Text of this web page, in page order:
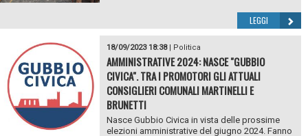
LEGGI
18/09/2023 18:38| Politica
AMMINISTRATIVE 2024: NASCE "GUBBIO
CIVICA". TRA I PROMOTORI GLI ATTUALI
CONSIGLIERI COMUNALI MARTINELLI E
BRUNETTI
Nasce Gubbio Civica in vista delle prossime
elezioni amministrative del giugno 2024. Fanno